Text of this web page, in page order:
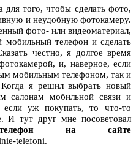
того, чтобы сделать фото,
и неудобную фотокамеру.
фото- или видеоматериал,
мобильный телефон и сделать
честно, я долгое время
и, наверное, если
мобильным телефоном, так и
я решил выбрать новый
салонам мобильной связи и
если уж покупать, то что-то
И тут друг мне посоветовал
телефон на сайте
telefoni.